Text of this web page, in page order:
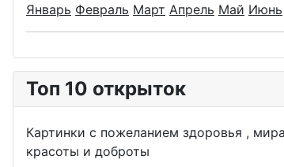
Январь Февраль Март Апрель Май Июнь
Топ 10 открыток
Картинки с пожеланием здоровья ,
красоты и доброты